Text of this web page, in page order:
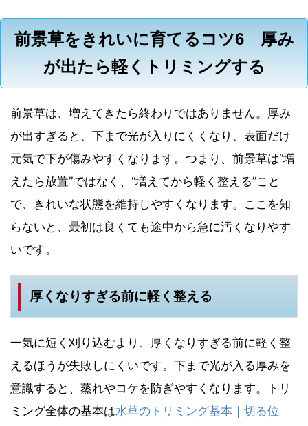
前景草をきれいに育てるコツ6 厚み
が出たら軽くトリミングする
前景草は、増えてきたら終わりではありません。厚み
が出すぎると、下まで光が入りにくくなり、表面だけ
元気で下が傷みやすくなります。つまり、前景草は“増
えたら放置”ではなく、“増えてから軽く整える”こと
で、きれいな状態を維持しやすくなります。ここを知
らないと、最初は良くても途中から急に汚くなりやす
いです。
厚くなりすぎる前に軽く整える
一気に短く刈り込むより、厚くなりすぎる前に軽く整
えるほうが失敗しにくいです。下まで光が入る厚みを
意識すると、蒸れやコケを防ぎやすくなります。トリ
ミング全体の基本は水草のトリミング基本｜切る位